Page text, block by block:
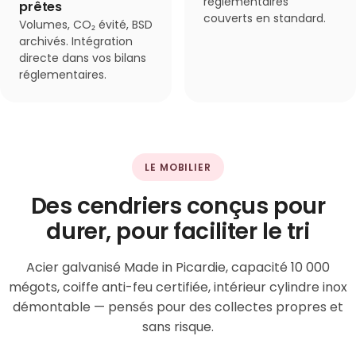
prêtes
Volumes, CO₂ évité, BSD
archivés. Intégration
directe dans vos bilans
réglementaires.
couverts en standard.
LE MOBILIER
Des cendriers conçus pour
durer, pour faciliter le tri
Acier galvanisé Made in Picardie, capacité 10 000
mégots, coiffe anti-feu certifiée, intérieur cylindre inox
démontable — pensés pour des collectes propres et
sans risque.